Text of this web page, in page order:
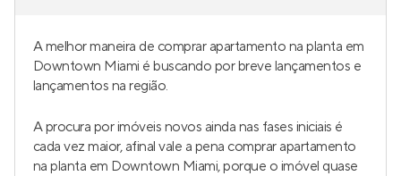
A melhor maneira de comprar apartamento na planta em
Downtown Miami é buscando por breve lançamentos e
lançamentos na região.
A procura por imóveis novos ainda nas fases iniciais é
cada vez maior, afinal vale a pena comprar apartamento
na planta em Downtown Miami, porque o imóvel quase